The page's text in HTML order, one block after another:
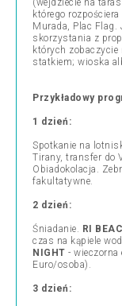
(wejdziecie na
którego
Murada, Plac Flag.
skorzystania z
których
statkiem; wioska
Przykładowy
1 dzień:
Spotkanie na
Tirany, transfer do
Obiadokolacja.
fakultatywne.
2 dzień:
Śniadanie. RI
czas na kąpiele
NIGHT -
Euro/osoba).
3 dzień: